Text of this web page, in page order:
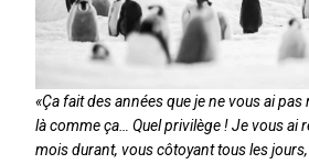
«Ça fait des années que je ne vous ai
là comme ça… Quel privilège ! Je vous ai
mois durant, vous côtoyant tous les